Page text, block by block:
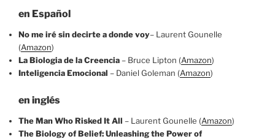
en Español
No me iré sin decirte a donde voy– Laurent Gounelle
(Amazon)
La Biologia de la Creencia– Bruce Lipton (Amazon)
Inteligencia Emocional – Daniel Goleman (Amazon)
en inglés
The Man Who Risked It All – Laurent Gounelle (Amazon)
The Biology of Belief: Unleashing the Power of